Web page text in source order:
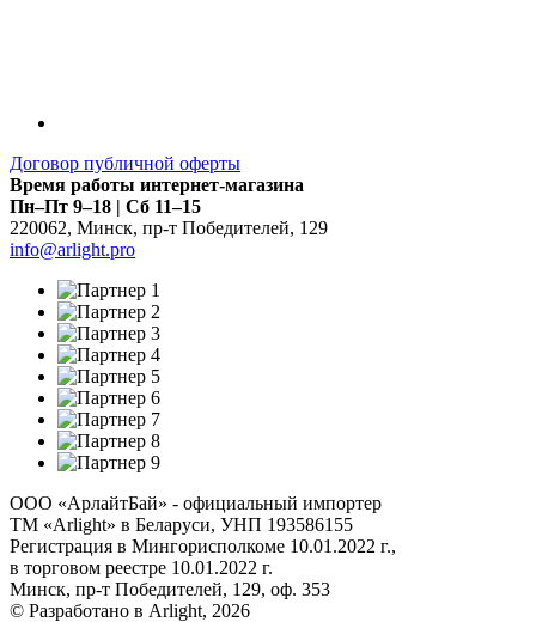
Договор публичной оферты
Время работы интернет-магазина
Пн–Пт 9–18 | Сб 11–15
220062, Минск, пр-т Победителей, 129
info@arlight.pro
ООО «АрлайтБай» - официальный импортер
ТМ «Arlight» в Беларуси, УНП 193586155
Регистрация в Мингорисполкоме 10.01.2022 г.,
в торговом реестре 10.01.2022 г.
Минск, пр-т Победителей, 129, оф. 353
© Разработано в Arlight, 2026